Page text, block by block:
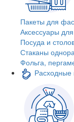
Пакеты для
Аксессуары
Посуда и
Стаканы
Фольга,
Расходные